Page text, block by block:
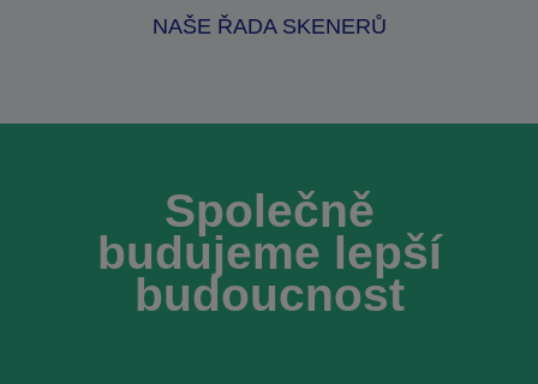
NAŠE ŘADA SKENERŮ
Společně
budujeme lepší
budoucnost